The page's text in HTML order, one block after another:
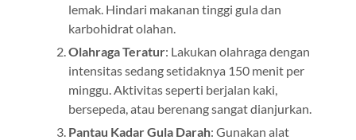
lemak. Hindari makanan tinggi gula dan
karbohidrat olahan.
Olahraga Teratur: Lakukan olahraga dengan
intensitas sedang setidaknya 150 menit per
minggu. Aktivitas seperti berjalan kaki,
bersepeda, atau berenang sangat dianjurkan.
Pantau Kadar Gula Darah: Gunakan alat